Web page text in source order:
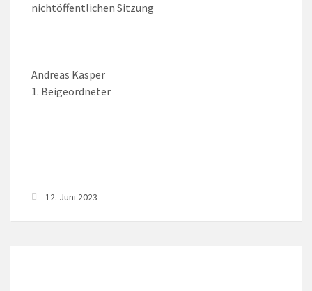
nichtöffentlichen Sitzung
Andreas Kasper
1. Beigeordneter
12. Juni 2023